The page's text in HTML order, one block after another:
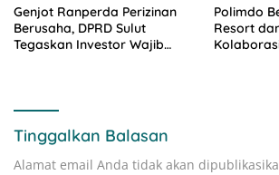
Genjot Ranperda Perizinan
Berusaha, DPRD Sulut
Tegaskan Investor Wajib
Polimdo
Resort
Tinggalkan Balasan
Alamat email Anda tidak akan